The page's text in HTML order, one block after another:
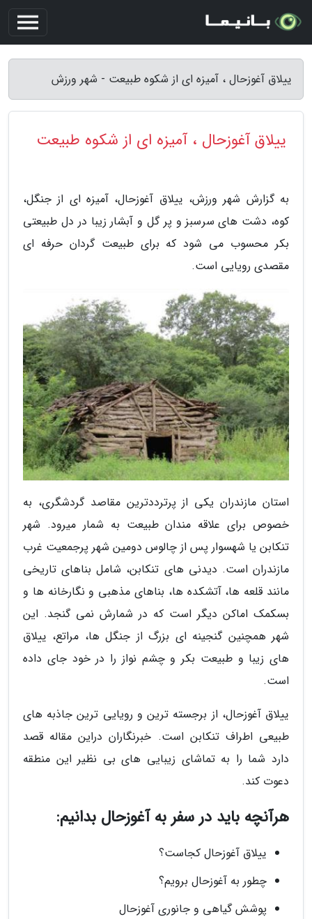
ییلاق آغوزحال ، آمیزه ای از شکوه طبیعت - شهر ورزش
ییلاق آغوزحال ، آمیزه ای از شکوه طبیعت
به گزارش شهر ورزش، ییلاق آغوزحال، آمیزه ای از جنگل،
کوه، دشت های سرسبز و پر گل و آبشار زیبا در دل طبیعتی
بکر محسوب می شود که برای طبیعت گردان حرفه ای
مقصدی رویایی است.
استان مازندران یکی از پرترددترین مقاصد گردشگری، به
خصوص برای علاقه مندان طبیعت به شمار میرود. شهر
تنکابن یا شهسوار پس از چالوس دومین شهر پرجمعیت غرب
مازندران است. دیدنی های تنکابن، شامل بناهای تاریخی
مانند قلعه ها، آتشکده ها، بناهای مذهبی و نگارخانه ها و
بسکمک اماکن دیگر است که در شمارش نمی گنجد. این
شهر همچنین گنجینه ای بزرگ از جنگل ها، مراتع، ییلاق
های زیبا و طبیعت بکر و چشم نواز را در خود جای داده
است.
ییلاق آغوزحال، از برجسته ترین و رویایی ترین جاذبه های
طبیعی اطراف تنکابن است. خبرنگاران دراین مقاله قصد
دارد شما را به تماشای زیبایی های بی نظیر این منطقه
دعوت کند.
هرآنچه باید در سفر به آغوزحال بدانیم:
ییلاق آغوزحال کجاست؟
چطور به آغوزحال برویم؟
پوشش گیاهی و جانوری آغوزحال